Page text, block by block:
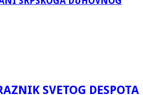
SVETOG DESPOTA